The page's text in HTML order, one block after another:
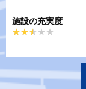
施設の充実度
★★★★★
★★★★★